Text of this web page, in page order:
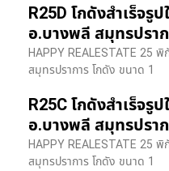
R25D โกดังสำเร็จรู
อ.บางพลี สมุทรปรา
HAPPY REALESTATE 25
สมุทรปราการ โกดัง ขนาด 1
R25C โกดังสำเร็จรู
อ.บางพลี สมุทรปรา
HAPPY REALESTATE 25
สมุทรปราการ โกดัง ขนาด 1